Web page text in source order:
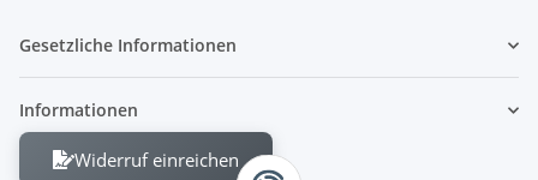
Gesetzliche Informationen
Informationen
Widerruf einreichen